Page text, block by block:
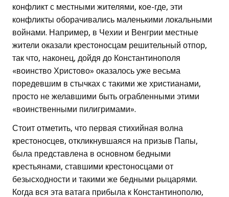
конфликт с местными жителями, кое-где, эти
конфликты оборачивались маленькими локальными
войнами. Например, в Чехии и Венгрии местные
жители оказали крестоносцам решительный отпор,
так что, наконец, дойдя до Константинополя
«воинство Христово» оказалось уже весьма
поредевшим в стычках с такими же христианами,
просто не желавшими быть ограбленными этими
«воинственными пилигримами».
Стоит отметить, что первая стихийная волна
крестоносцев, откликнувшаяся на призыв Папы,
была представлена в основном бедными
крестьянами, ставшими крестоносцами от
безысходности и такими же бедными рыцарями.
Когда вся эта ватага прибыла к Константинополю,